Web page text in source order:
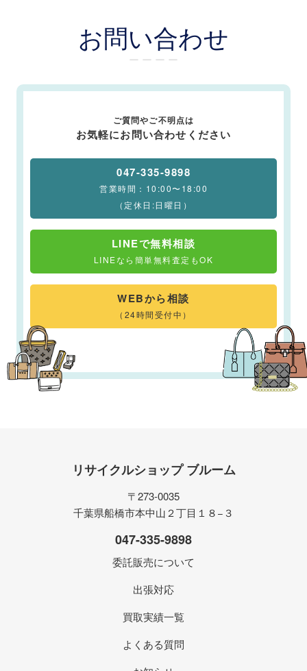
お問い合わせ
ー ー ー ー
ご質問やご不明点は
お気軽にお問い合わせください
047-335-9898
営業時間：10:00〜18:00
（定休日:日曜日）
LINEで無料相談
LINEなら簡単無料査定もOK
WEBから相談
（24時間受付中）
リサイクルショップ ブルーム
〒273-0035
千葉県船橋市本中山２丁目１８−３
047-335-9898
委託販売について
出張対応
買取実績一覧
よくある質問